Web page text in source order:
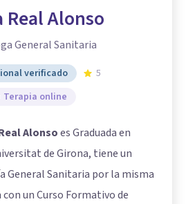
Real Alonso
General Sanitaria
verificado
5
Terapia online
Alonsoes Graduada en
de Girona, tiene un
General Sanitaria por la misma
un Curso Formativo de